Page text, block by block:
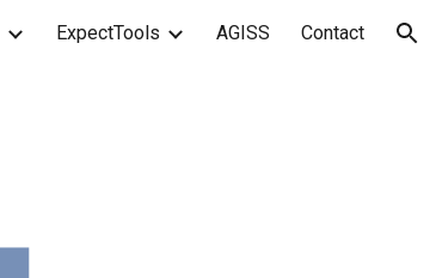
ExpectTools AGISS Contact